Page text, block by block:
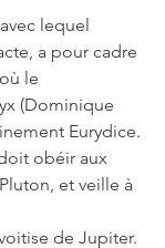
lequel
a pour cadre
le
(Dominique
Eurydice.
obéir aux
et veille à
de Jupiter.